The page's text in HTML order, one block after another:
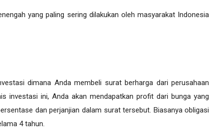
yang paling sering dilakukan oleh masyarakat Indonesia
dimana Anda membeli surat berharga dari perusahaan
investasi ini, Anda akan mendapatkan profit dari bunga yang
dan perjanjian dalam surat tersebut. Biasanya obligasi
4 tahun.